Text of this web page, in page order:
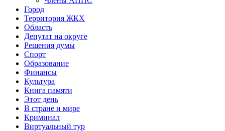
Город
Территория ЖКХ
Область
Депутат на округе
Решения думы
Спорт
Образование
Финансы
Культура
Книга памяти
Этот день
В стране и мире
Криминал
Виртуальный тур